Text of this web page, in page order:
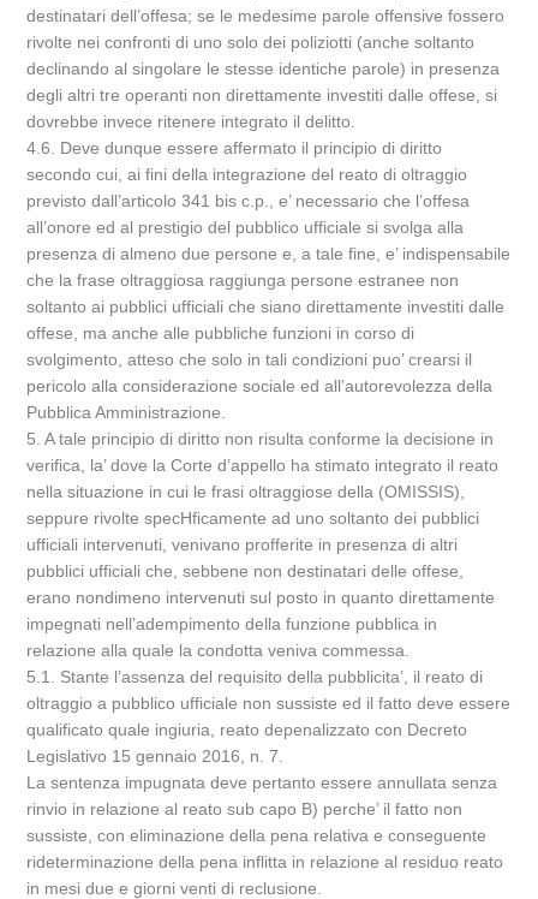
destinatari dell’offesa; se le medesime parole offensive fossero
rivolte nei confronti di uno solo dei poliziotti (anche soltanto
declinando al singolare le stesse identiche parole) in presenza
degli altri tre operanti non direttamente investiti dalle offese, si
dovrebbe invece ritenere integrato il delitto.
4.6. Deve dunque essere affermato il principio di diritto
secondo cui, ai fini della integrazione del reato di oltraggio
previsto dall’articolo 341 bis c.p., e’ necessario che l’offesa
all’onore ed al prestigio del pubblico ufficiale si svolga alla
presenza di almeno due persone e, a tale fine, e’ indispensabile
che la frase oltraggiosa raggiunga persone estranee non
soltanto ai pubblici ufficiali che siano direttamente investiti dalle
offese, ma anche alle pubbliche funzioni in corso di
svolgimento, atteso che solo in tali condizioni puo’ crearsi il
pericolo alla considerazione sociale ed all’autorevolezza della
Pubblica Amministrazione.
5. A tale principio di diritto non risulta conforme la decisione in
verifica, la’ dove la Corte d’appello ha stimato integrato il reato
nella situazione in cui le frasi oltraggiose della (OMISSIS),
seppure rivolte specHficamente ad uno soltanto dei pubblici
ufficiali intervenuti, venivano profferite in presenza di altri
pubblici ufficiali che, sebbene non destinatari delle offese,
erano nondimeno intervenuti sul posto in quanto direttamente
impegnati nell’adempimento della funzione pubblica in
relazione alla quale la condotta veniva commessa.
5.1. Stante l’assenza del requisito della pubblicita’, il reato di
oltraggio a pubblico ufficiale non sussiste ed il fatto deve essere
qualificato quale ingiuria, reato depenalizzato con Decreto
Legislativo 15 gennaio 2016, n. 7.
La sentenza impugnata deve pertanto essere annullata senza
rinvio in relazione al reato sub capo B) perche’ il fatto non
sussiste, con eliminazione della pena relativa e conseguente
rideterminazione della pena inflitta in relazione al residuo reato
in mesi due e giorni venti di reclusione.